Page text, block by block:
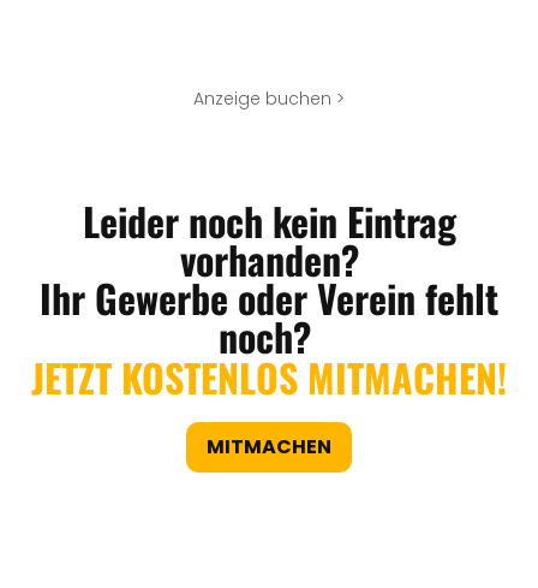
Anzeige buchen >
Leider noch kein Eintrag
vorhanden?
Ihr Gewerbe oder Verein fehlt
noch?
JETZT KOSTENLOS MITMACHEN!
MITMACHEN